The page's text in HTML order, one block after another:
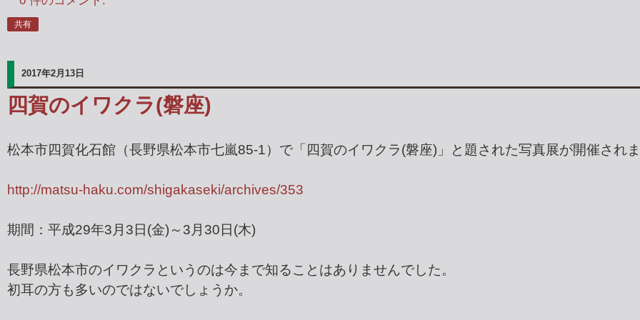
共有
2017年2月13日
四賀のイワクラ(磐座)
松本市四賀化石館（長野県松本市七嵐85-1）で「四賀のイワクラ(磐座)」と題された写真展が開催され
http://matsu-haku.com/shigakaseki/archives/353
期間：平成29年3月3日(金)～3月30日(木)
長野県松本市のイワクラというのは今まで知ることはありませんでした。
初耳の方も多いのではないでしょうか。